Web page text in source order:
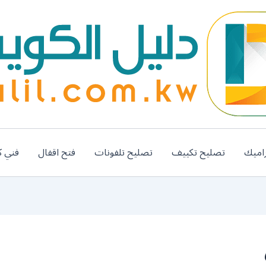
تصليح تكييف تصليح تلفونات فتح اقفال فني